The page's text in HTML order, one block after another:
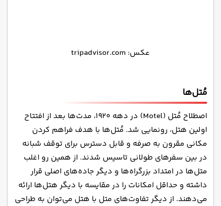
عکس: tripadvisor.com
مُتل‌ها
اصطلاح مُتل (Motel) در دهه ۱۹۲۰، مدت‌ها بعد از افتتاح
اولین هتل، رونمایی شد. مُتل‌‌ها با هدف فراهم کردن
مکانی مقرون به صرفه و قابل دسترس برای توقف شبانه
در بین سفرهای طولانی تاسیس شدند. از همین رو اغلب
متل‌ها در امتداد بزرگراه‌ها و دیگر جاده‌های اصلی قرار
داشته و حداقل امکانات را در مقایسه با دیگر هتل‌ها ارائه
می‌دهند. از دیگر تفاوت‌های متل با هتل می‌توان به طراحی